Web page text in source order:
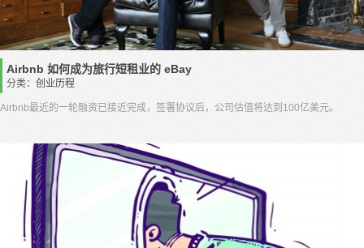
Airbnb 如何成为旅行短租业的 eBay
分类： 创业历程
Airbnb最近的一轮融资已接近完成，签署协议后，公司估值将达到100亿美元。